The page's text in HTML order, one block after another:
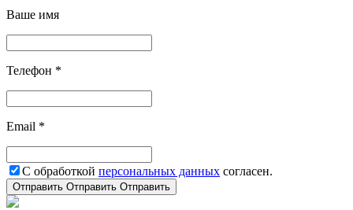
Ваше имя
Телефон *
Email *
С обработкой персональных данных согласен.
Отправить Отправить Отправить